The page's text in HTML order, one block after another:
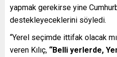
yapmak gerekirse yine
destekleyeceklerini söyledi.
“Yerel seçimde ittifak olacak
veren Kılıç, “Belli yerlerde,